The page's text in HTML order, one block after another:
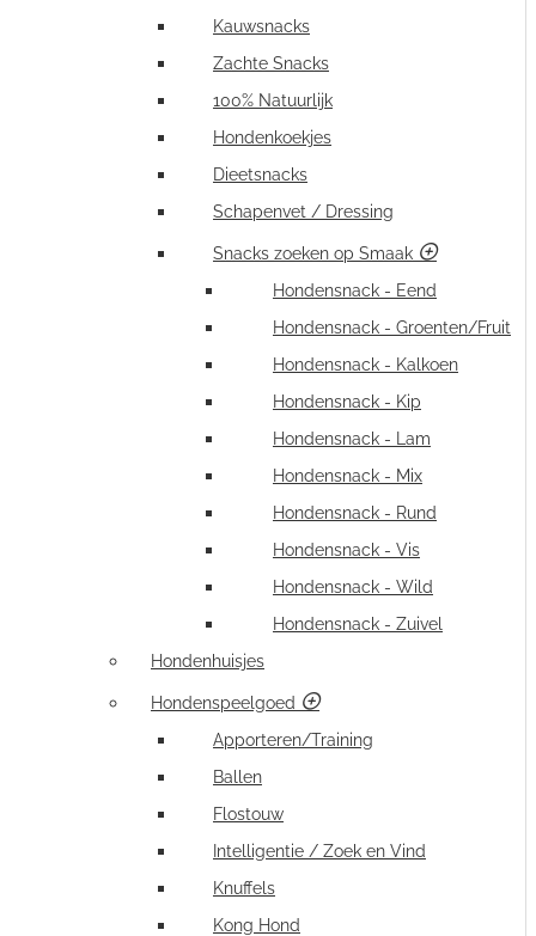
Kauwsnacks
Zachte Snacks
100% Natuurlijk
Hondenkoekjes
Dieetsnacks
Schapenvet / Dressing
Snacks zoeken op Smaak
Hondensnack - Eend
Hondensnack - Groenten/Fruit
Hondensnack - Kalkoen
Hondensnack - Kip
Hondensnack - Lam
Hondensnack - Mix
Hondensnack - Rund
Hondensnack - Vis
Hondensnack - Wild
Hondensnack - Zuivel
Hondenhuisjes
Hondenspeelgoed
Apporteren/Training
Ballen
Flostouw
Intelligentie / Zoek en Vind
Knuffels
Kong Hond